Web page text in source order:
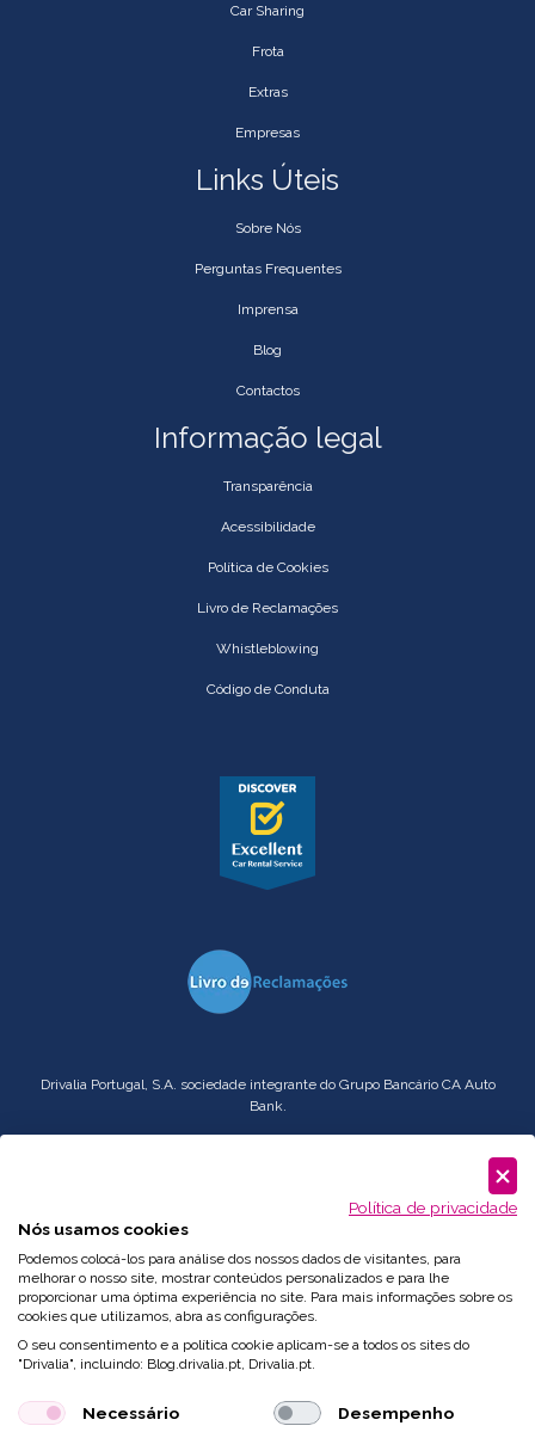
Car Sharing
Frota
Extras
Empresas
Links Úteis
Sobre Nós
Perguntas Frequentes
Imprensa
Blog
Contactos
Informação legal
Transparência
Acessibilidade
Política de Cookies
Livro de Reclamações
Whistleblowing
Código de Conduta
Drivalia Portugal, S.A. sociedade integrante do Grupo Bancário CA Auto
Bank.
Política de privacidade
Nós usamos cookies
Podemos colocá-los para análise dos nossos dados de visitantes, para
melhorar o nosso site, mostrar conteúdos personalizados e para lhe
proporcionar uma óptima experiência no site. Para mais informações sobre os
cookies que utilizamos, abra as configurações.
O seu consentimento e a política cookie aplicam-se a todos os sites do
"Drivalia", incluindo: Blog.drivalia.pt, Drivalia.pt.
Necessário Desempenho